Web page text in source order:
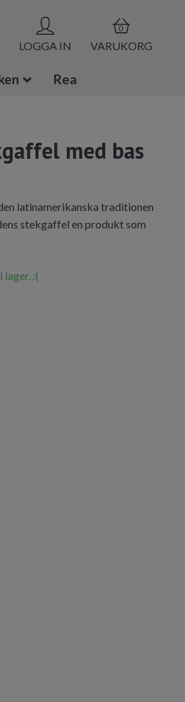
LOGGA IN
0
VARUKORG
Rea
med bas
latinamerikanska traditionen
stekgaffel en produkt som
:(